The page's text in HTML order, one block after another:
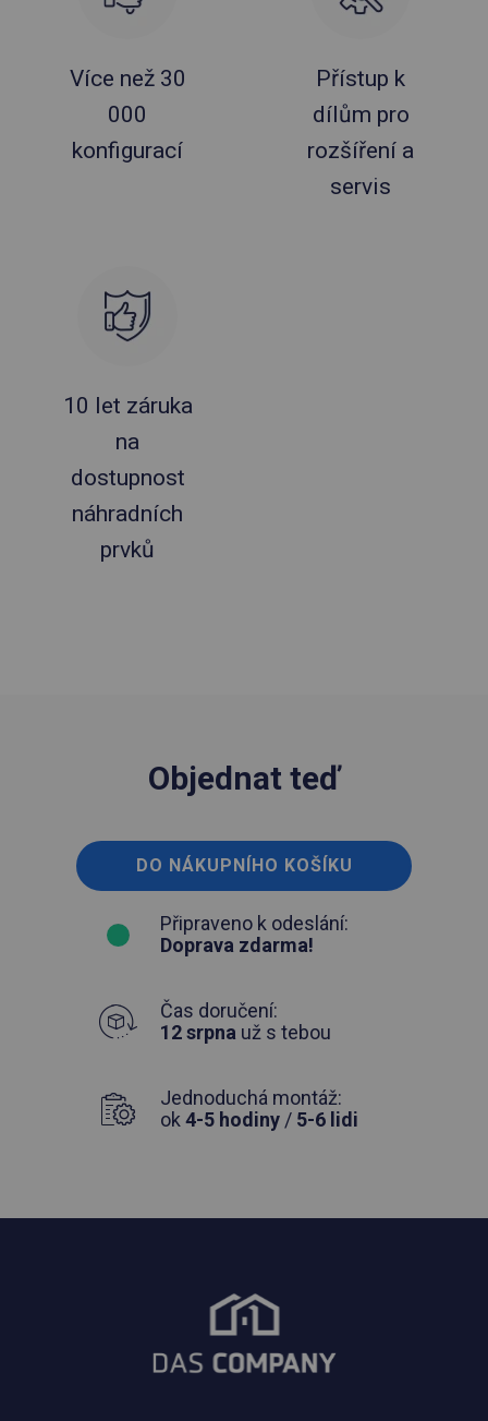
Více než 30
000
konfigurací
Přístup k
dílům pro
rozšíření a
servis
10 let záruka
na
dostupnost
náhradních
prvků
Objednat teď
DO NÁKUPNÍHO KOŠÍKU
Připraveno k odeslání:
Doprava zdarma!
Čas doručení:
12 srpna už s tebou
Jednoduchá montáž:
ok 4-5 hodiny / 5-6 lidi